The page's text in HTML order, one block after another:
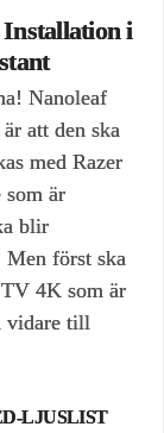
i
Nanoleaf
att den ska
med Razer
som är
blir
Men först ska
4K som är
vidare till
LJUSLIST